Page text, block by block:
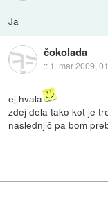
Ja
čokolada
:: 1. mar 2009,
ej hvala
zdej dela tako kot je
naslednjič pa bom